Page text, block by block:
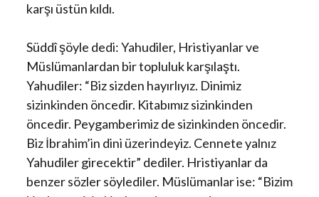
karşı üstün kıldı.
Süddî şöyle dedi: Yahudiler, Hristiyanlar ve
Müslümanlardan bir topluluk karşılaştı.
Yahudiler: “Biz sizden hayırlıyız. Dinimiz
sizinkinden öncedir. Kitabımız sizinkinden
öncedir. Peygamberimiz de sizinkinden öncedir.
Biz İbrahim’in dini üzerindeyiz. Cennete yalnız
Yahudiler girecektir” dediler. Hristiyanlar da
benzer sözler söylediler. Müslümanlar ise: “Bizim